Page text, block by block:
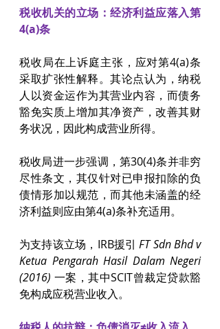
税收机关的立场：经济利益应落入第
4(a)条
税收局在上诉庭主张，应对第4(a)条
采取扩张性解释。其论点认为，纳税
人以资金运作为其营业内容，而债务
豁免实质上增加其净资产，改善其财
务状况，因此构成营业所得。
税收局进一步强调，第30(4)条并非穷
尽性条文，其仅针对已申报扣除的负
债情形加以规范，而其他未涵盖的经
济利益则应由第4(a)条补充适用。
为支持该立场，IRB援引 FT Sdn Bhd v
Ketua Pengarah Hasil Dalam Negeri
(2016) 一案，其中SCIT曾裁定贷款豁
免构成应税营业收入。